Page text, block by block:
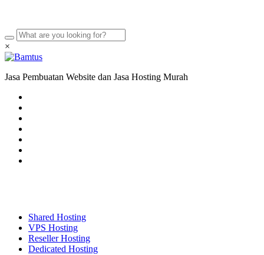
×
Jasa Pembuatan Website dan Jasa Hosting Murah
Shared Hosting
VPS Hosting
Reseller Hosting
Dedicated Hosting